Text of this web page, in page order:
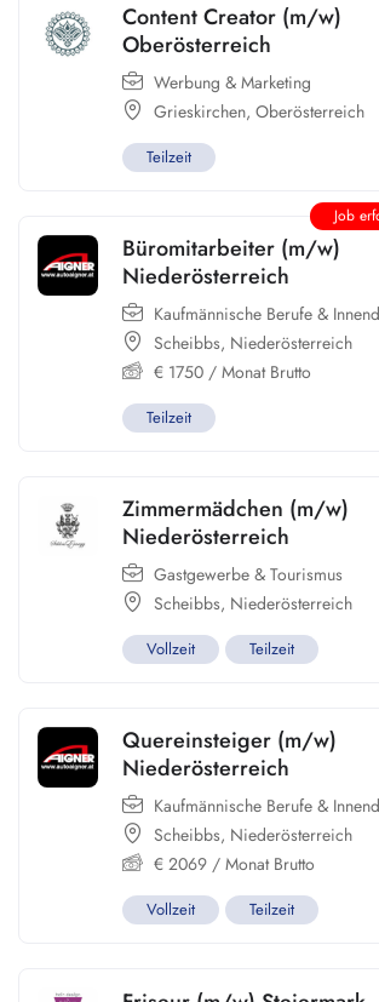
Content Creator (m/w)
Oberösterreich
Werbung & Marketing
Grieskirchen, Oberösterreich
Teilzeit
Büromitarbeiter (m/w)
Niederösterreich
Job
Kaufmännische Berufe &
Scheibbs, Niederösterreich
€ 1750 / Monat Brutto
Teilzeit
Zimmermädchen (m/w)
Niederösterreich
Gastgewerbe & Tourismus
Scheibbs, Niederösterreich
Vollzeit Teilzeit
Quereinsteiger (m/w)
Niederösterreich
Kaufmännische Berufe &
Scheibbs, Niederösterreich
€ 2069 / Monat Brutto
Vollzeit Teilzeit